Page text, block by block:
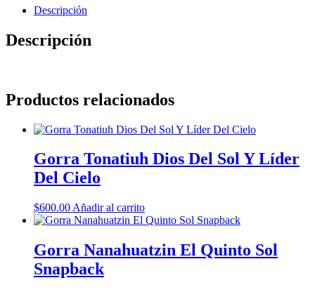
Descripción
Descripción
Productos relacionados
Gorra Tonatiuh Dios Del Sol Y Líder
Del Cielo
$600.00 Añadir al carrito
Gorra Nanahuatzin El Quinto Sol
Snapback